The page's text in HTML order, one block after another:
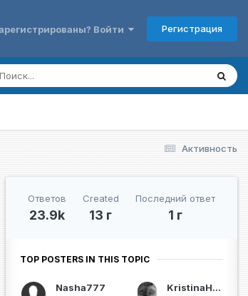
Войти Регистрация
Активность
Ответов
23.9k
Created
13 г
Последний ответ
1 г
TOP POSTERS IN THIS TOPIC
Nasha777
KristinaHawks